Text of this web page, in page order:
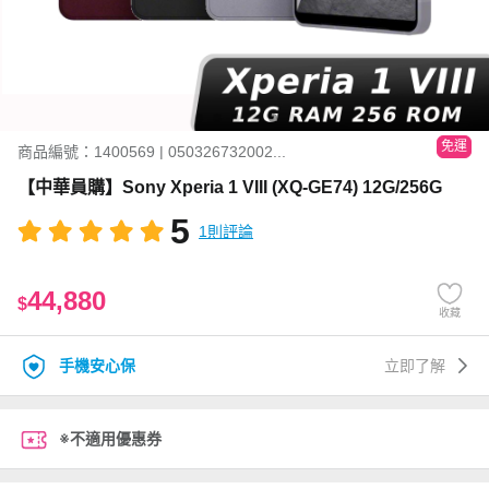
商品編號：1400569 | 050326732002... 免運
【中華員購】Sony Xperia 1 VIII (XQ-GE74) 12G/256G
5 1則評論
$44,880 收藏
手機安心保 立即了解
※不適用優惠券